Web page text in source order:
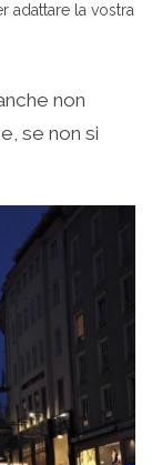
adattare la vostra
non
se non si